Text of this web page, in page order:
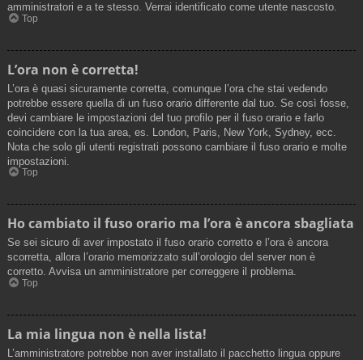
amministratori e a te stesso. Verrai identificato come utente nascosto.
Top
L’ora non è corretta!
L’ora è quasi sicuramente corretta, comunque l’ora che stai vedendo
potrebbe essere quella di un fuso orario differente dal tuo. Se così fosse,
devi cambiare le impostazioni del tuo profilo per il fuso orario e farlo
coincidere con la tua area, es. London, Paris, New York, Sydney, ecc.
Nota che solo gli utenti registrati possono cambiare il fuso orario e molte
impostazioni.
Top
Ho cambiato il fuso orario ma l’ora è ancora sbagliata
Se sei sicuro di aver impostato il fuso orario corretto e l’ora è ancora
scorretta, allora l’orario memorizzato sull’orologio del server non è
corretto. Avvisa un amministratore per correggere il problema.
Top
La mia lingua non è nella lista!
L’amministratore potrebbe non aver installato il pacchetto lingua oppure